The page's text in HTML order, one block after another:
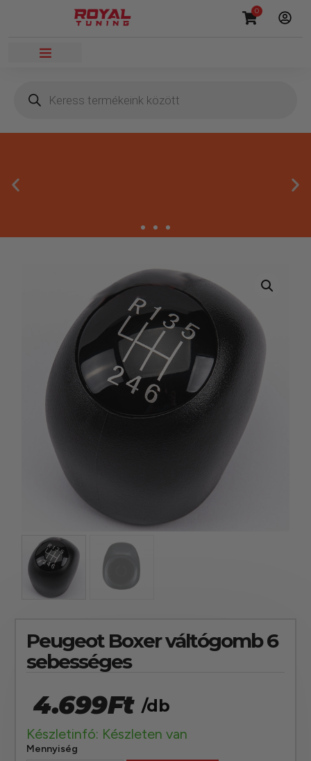
0
Megbízható termékek
Kínálatunkban kizárólag olyan termékek
szerepelnek, amelyekben mi is bízunk.
Peugeot Boxer váltógomb 6
sebességes
4.699Ft /db
Készletinfó: Készleten van
Mennyiség